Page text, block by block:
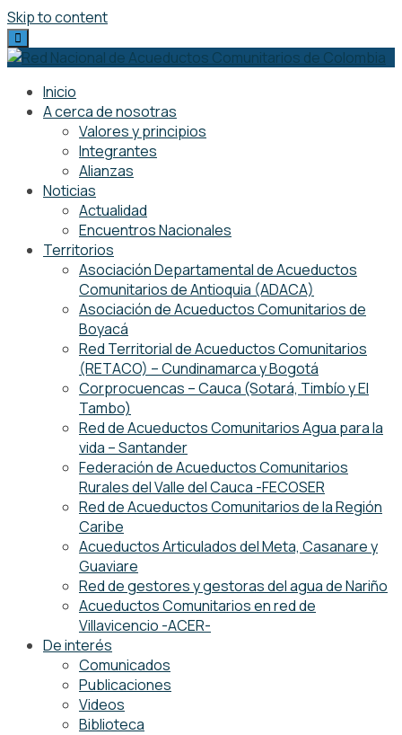
Skip to content
Inicio
A cerca de nosotras
Valores y principios
Integrantes
Alianzas
Noticias
Actualidad
Encuentros Nacionales
Territorios
Asociación Departamental de Acueductos
Comunitarios de Antioquia (ADACA)
Asociación de Acueductos Comunitarios de
Boyacá
Red Territorial de Acueductos Comunitarios
(RETACO) – Cundinamarca y Bogotá
Corprocuencas – Cauca (Sotará, Timbío y El
Tambo)
Red de Acueductos Comunitarios Agua para la
vida – Santander
Federación de Acueductos Comunitarios
Rurales del Valle del Cauca -FECOSER
Red de Acueductos Comunitarios de la Región
Caribe
Acueductos Articulados del Meta, Casanare y
Guaviare
Red de gestores y gestoras del agua de Nariño
Acueductos Comunitarios en red de
Villavicencio -ACER-
De interés
Comunicados
Publicaciones
Videos
Biblioteca